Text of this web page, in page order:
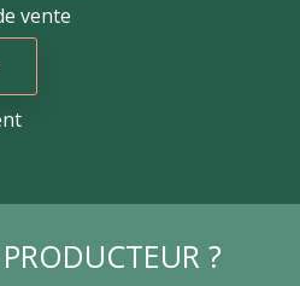
vente
?